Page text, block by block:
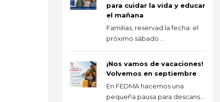
para cuidar la vida y educar
el mañana
Familias, reservad la fecha: el
próximo sábado ...
¡Nos vamos de vacaciones!
Volvemos en septiembre
En FEDMA hacemos una
pequeña pausa para descans...